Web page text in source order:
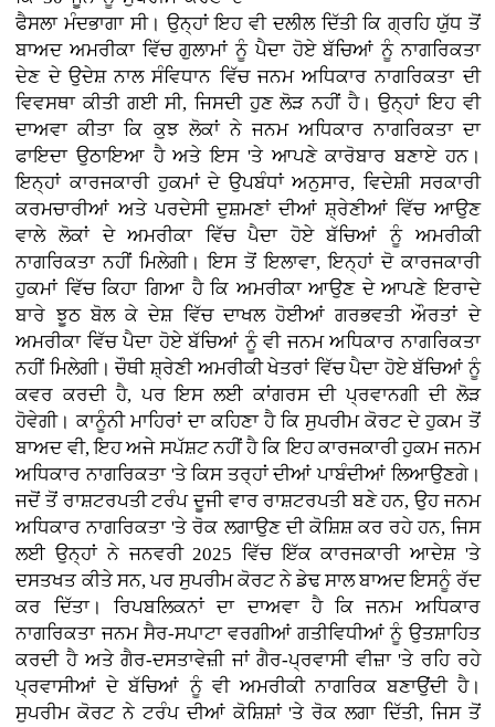
ਫੈਸਲਾ ਮੰਦਭਾਗਾ ਸੀ। ਉਨ੍ਹਾਂ ਇਹ ਵੀ ਦਲੀਲ ਦਿੱਤੀ ਕਿ ਗ੍ਰਹਿ ਯੁੱਧ ਤੋਂ
ਬਾਅਦ ਅਮਰੀਕਾ ਵਿੱਚ ਗੁਲਾਮਾਂ ਨੂੰ ਪੈਦਾ ਹੋਏ ਬੱਚਿਆਂ ਨੂੰ ਨਾਗਰਿਕਤਾ
ਦੇਣ ਦੇ ਉਦੇਸ਼ ਨਾਲ ਸੰਵਿਧਾਨ ਵਿੱਚ ਜਨਮ ਅਧਿਕਾਰ ਨਾਗਰਿਕਤਾ ਦੀ
ਵਿਵਸਥਾ ਕੀਤੀ ਗਈ ਸੀ, ਜਿਸਦੀ ਹੁਣ ਲੋੜ ਨਹੀਂ ਹੈ। ਉਨ੍ਹਾਂ ਇਹ ਵੀ
ਦਾਅਵਾ ਕੀਤਾ ਕਿ ਕੁਝ ਲੋਕਾਂ ਨੇ ਜਨਮ ਅਧਿਕਾਰ ਨਾਗਰਿਕਤਾ ਦਾ
ਫਾਇਦਾ ਉਠਾਇਆ ਹੈ ਅਤੇ ਇਸ 'ਤੇ ਆਪਣੇ ਕਾਰੋਬਾਰ ਬਣਾਏ ਹਨ।
ਇਨ੍ਹਾਂ ਕਾਰਜਕਾਰੀ ਹੁਕਮਾਂ ਦੇ ਉਪਬੰਧਾਂ ਅਨੁਸਾਰ, ਵਿਦੇਸ਼ੀ ਸਰਕਾਰੀ
ਕਰਮਚਾਰੀਆਂ ਅਤੇ ਪਰਦੇਸੀ ਦੁਸ਼ਮਣਾਂ ਦੀਆਂ ਸ਼੍ਰੇਣੀਆਂ ਵਿੱਚ ਆਉਣ
ਵਾਲੇ ਲੋਕਾਂ ਦੇ ਅਮਰੀਕਾ ਵਿੱਚ ਪੈਦਾ ਹੋਏ ਬੱਚਿਆਂ ਨੂੰ ਅਮਰੀਕੀ
ਨਾਗਰਿਕਤਾ ਨਹੀਂ ਮਿਲੇਗੀ। ਇਸ ਤੋਂ ਇਲਾਵਾ, ਇਨ੍ਹਾਂ ਦੋ ਕਾਰਜਕਾਰੀ
ਹੁਕਮਾਂ ਵਿੱਚ ਕਿਹਾ ਗਿਆ ਹੈ ਕਿ ਅਮਰੀਕਾ ਆਉਣ ਦੇ ਆਪਣੇ ਇਰਾਦੇ
ਬਾਰੇ ਝੂਠ ਬੋਲ ਕੇ ਦੇਸ਼ ਵਿੱਚ ਦਾਖਲ ਹੋਈਆਂ ਗਰਭਵਤੀ ਔਰਤਾਂ ਦੇ
ਅਮਰੀਕਾ ਵਿੱਚ ਪੈਦਾ ਹੋਏ ਬੱਚਿਆਂ ਨੂੰ ਵੀ ਜਨਮ ਅਧਿਕਾਰ ਨਾਗਰਿਕਤਾ
ਨਹੀਂ ਮਿਲੇਗੀ। ਚੌਥੀ ਸ਼੍ਰੇਣੀ ਅਮਰੀਕੀ ਖੇਤਰਾਂ ਵਿੱਚ ਪੈਦਾ ਹੋਏ ਬੱਚਿਆਂ ਨੂੰ
ਕਵਰ ਕਰਦੀ ਹੈ, ਪਰ ਇਸ ਲਈ ਕਾਂਗਰਸ ਦੀ ਪ੍ਰਵਾਨਗੀ ਦੀ ਲੋੜ
ਹੋਵੇਗੀ। ਕਾਨੂੰਨੀ ਮਾਹਿਰਾਂ ਦਾ ਕਹਿਣਾ ਹੈ ਕਿ ਸੁਪਰੀਮ ਕੋਰਟ ਦੇ ਹੁਕਮ ਤੋਂ
ਬਾਅਦ ਵੀ, ਇਹ ਅਜੇ ਸਪੱਸ਼ਟ ਨਹੀਂ ਹੈ ਕਿ ਇਹ ਕਾਰਜਕਾਰੀ ਹੁਕਮ ਜਨਮ
ਅਧਿਕਾਰ ਨਾਗਰਿਕਤਾ 'ਤੇ ਕਿਸ ਤਰ੍ਹਾਂ ਦੀਆਂ ਪਾਬੰਦੀਆਂ ਲਿਆਉਣਗੇ।
ਜਦੋਂ ਤੋਂ ਰਾਸ਼ਟਰਪਤੀ ਟਰੰਪ ਦੂਜੀ ਵਾਰ ਰਾਸ਼ਟਰਪਤੀ ਬਣੇ ਹਨ, ਉਹ ਜਨਮ
ਅਧਿਕਾਰ ਨਾਗਰਿਕਤਾ 'ਤੇ ਰੋਕ ਲਗਾਉਣ ਦੀ ਕੋਸ਼ਿਸ਼ ਕਰ ਰਹੇ ਹਨ, ਜਿਸ
ਲਈ ਉਨ੍ਹਾਂ ਨੇ ਜਨਵਰੀ 2025 ਵਿੱਚ ਇੱਕ ਕਾਰਜਕਾਰੀ ਆਦੇਸ਼ 'ਤੇ
ਦਸਤਖਤ ਕੀਤੇ ਸਨ, ਪਰ ਸੁਪਰੀਮ ਕੋਰਟ ਨੇ ਡੇਢ ਸਾਲ ਬਾਅਦ ਇਸਨੂੰ ਰੱਦ
ਕਰ ਦਿੱਤਾ। ਰਿਪਬਲਿਕਨਾਂ ਦਾ ਦਾਅਵਾ ਹੈ ਕਿ ਜਨਮ ਅਧਿਕਾਰ
ਨਾਗਰਿਕਤਾ ਜਨਮ ਸੈਰ-ਸਪਾਟਾ ਵਰਗੀਆਂ ਗਤੀਵਿਧੀਆਂ ਨੂੰ ਉਤਸ਼ਾਹਿਤ
ਕਰਦੀ ਹੈ ਅਤੇ ਗੈਰ-ਦਸਤਾਵੇਜ਼ੀ ਜਾਂ ਗੈਰ-ਪ੍ਰਵਾਸੀ ਵੀਜ਼ਾ 'ਤੇ ਰਹਿ ਰਹੇ
ਪ੍ਰਵਾਸੀਆਂ ਦੇ ਬੱਚਿਆਂ ਨੂੰ ਵੀ ਅਮਰੀਕੀ ਨਾਗਰਿਕ ਬਣਾਉਂਦੀ ਹੈ।
ਸੁਪਰੀਮ ਕੋਰਟ ਨੇ ਟਰੰਪ ਦੀਆਂ ਕੋਸ਼ਿਸ਼ਾਂ 'ਤੇ ਰੋਕ ਲਗਾ ਦਿੱਤੀ, ਜਿਸ ਤੋਂ